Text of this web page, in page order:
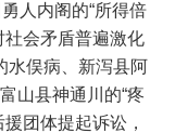
人内阁的“所得倍
社会矛盾普遍激化
水俣病、新泻县阿
山县神通川的“疼
团体提起诉讼，